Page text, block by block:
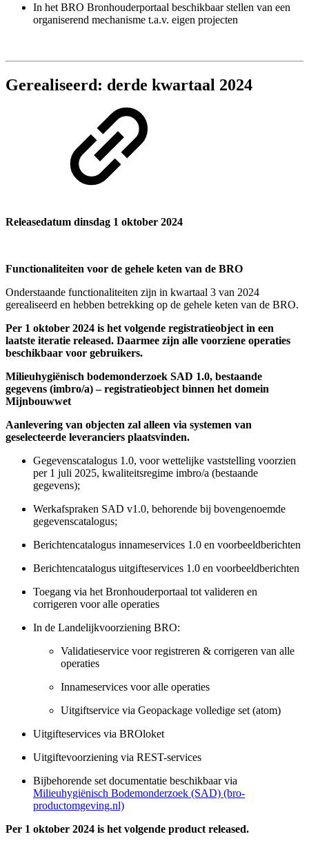
In het BRO Bronhouderportaal beschikbaar stellen van een
organiserend mechanisme t.a.v. eigen projecten
Gerealiseerd: derde kwartaal 2024
Releasedatum dinsdag 1 oktober 2024
Functionaliteiten voor de gehele keten van de BRO
Onderstaande functionaliteiten zijn in kwartaal 3 van 2024
gerealiseerd en hebben betrekking op de gehele keten van de BRO.
Per 1 oktober 2024 is het volgende registratieobject in een
laatste iteratie released. Daarmee zijn alle voorziene operaties
beschikbaar voor gebruikers.
Milieuhygiënisch bodemonderzoek SAD 1.0, bestaande
gegevens (imbro/a) – registratieobject binnen het domein
Mijnbouwwet
Aanlevering van objecten zal alleen via systemen van
geselecteerde leveranciers plaatsvinden.
Gegevenscatalogus 1.0, voor wettelijke vaststelling voorzien
per 1 juli 2025, kwaliteitsregime imbro/a (bestaande
gegevens);
Werkafspraken SAD v1.0, behorende bij bovengenoemde
gegevenscatalogus;
Berichtencatalogus innameservices 1.0 en voorbeeldberichten
Berichtencatalogus uitgifteservices 1.0 en voorbeeldberichten
Toegang via het Bronhouderportaal tot valideren en
corrigeren voor alle operaties
In de Landelijkvoorziening BRO:
Validatieservice voor registreren & corrigeren van alle
operaties
Innameservices voor alle operaties
Uitgiftservice via Geopackage volledige set (atom)
Uitgifteservices via BROloket
Uitgiftevoorziening via REST-services
Bijbehorende set documentatie beschikbaar via
Milieuhygiënisch Bodemonderzoek (SAD) (bro-
productomgeving.nl)
Per 1 oktober 2024 is het volgende product released.